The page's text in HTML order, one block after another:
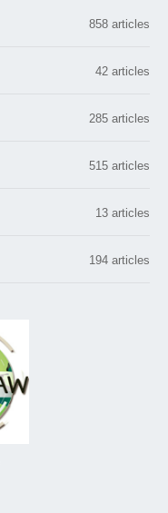
858 articles
42 articles
285 articles
515 articles
13 articles
194 articles